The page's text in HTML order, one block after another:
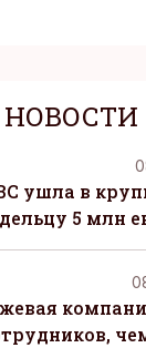
ушла в
5 млн